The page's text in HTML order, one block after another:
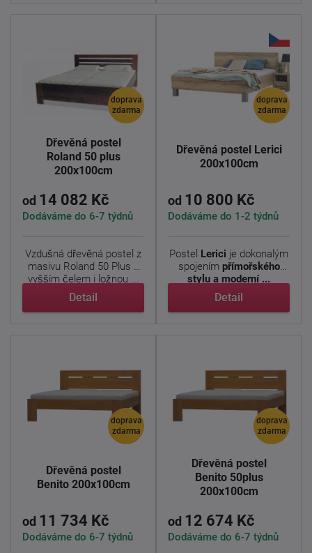
doprava
zdarma
Dřevěná postel
Roland 50 plus
200x100cm
od 14 082 Kč
Dodáváme do 6-7 týdnů
Vzdušná dřevěná postel z
masivu Roland 50 Plus z
vyšším čelem i ložnou ...
Detail
doprava
zdarma
Dřevěná postel Lerici
200x100cm
od 10 800 Kč
Dodáváme do 1-2 týdnů
Postel Lerici je dokonalým
spojením přímořského
stylu a moderní ...
Detail
doprava
zdarma
Dřevěná postel
Benito 200x100cm
od 11 734 Kč
Dodáváme do 6-7 týdnů
doprava
zdarma
Dřevěná postel
Benito 50plus
200x100cm
od 12 674 Kč
Dodáváme do 6-7 týdnů